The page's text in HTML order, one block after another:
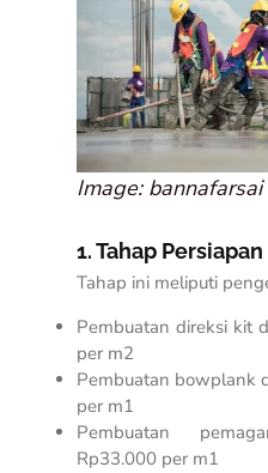
Image:
1. Tahap Persiapan
Tahap ini meliputi
Pembuatan direksi kit
per m2
Pembuatan bowplank
per m1
Pembuatan
Rp33.000 per m1